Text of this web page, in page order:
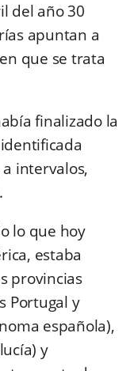
del año 30
apuntan a
que se trata
finalizado la
intervalos,
lo que hoy
estaba
provincias
Portugal y
española),
y